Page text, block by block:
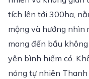
tích lên tới 300ha,
mộng và hướng nhìn
mang đến bầu
yên bình hiếm có.
nóng tự nhiên Thanh